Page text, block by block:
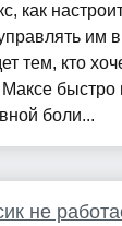
как
им
тем, кто
Максе
боли...
не